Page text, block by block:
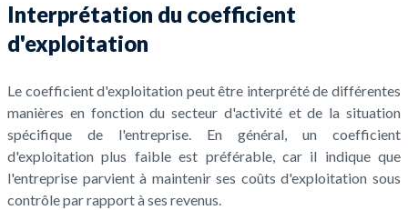
Interprétation du coefficient
d'exploitation
Le coefficient d'exploitation peut être interprété de différentes
manières en fonction du secteur d'activité et de la situation
spécifique de l'entreprise. En général, un coefficient
d'exploitation plus faible est préférable, car il indique que
l'entreprise parvient à maintenir ses coûts d'exploitation sous
contrôle par rapport à ses revenus.